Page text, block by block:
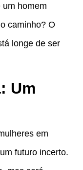
um homem
caminho? O
longe de ser
Um
em
futuro incerto.